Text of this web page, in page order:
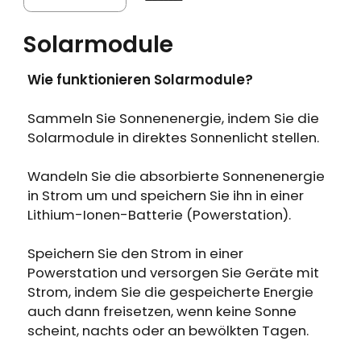
Limitierter!
Registrierung
über 2000€
Erhalten Sie regelmäßige Erinnerungen an
die Produktpflege
Garantie abgelaufen ist
Anmeldung
Benutzerkonto erstellen
Solarmodule
Wie funktionieren Solarmodule?
Sammeln Sie Sonnenenergie, indem Sie die
Solarmodule in direktes Sonnenlicht stellen.
Wandeln Sie die absorbierte Sonnenenergie
in Strom um und speichern Sie ihn in einer
Lithium-Ionen-Batterie (Powerstation).
Speichern Sie den Strom in einer
Powerstation und versorgen Sie Geräte mit
Strom, indem Sie die gespeicherte Energie
auch dann freisetzen, wenn keine Sonne
scheint, nachts oder an bewölkten Tagen.